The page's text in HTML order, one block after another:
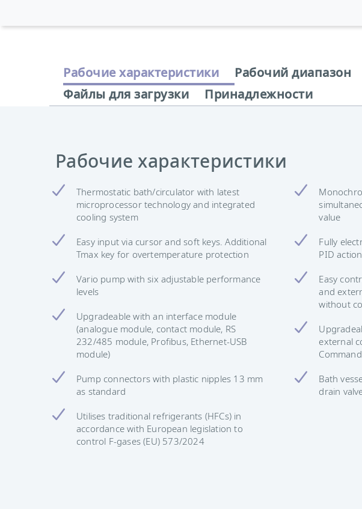
Рабочие характеристики Рабочий диапазон
Файлы для загрузки
Принадлежности
Рабочие характеристики
Thermostatic bath/circulator with latest
microprocessor technology and integrated
cooling system
Easy input via cursor and soft keys. Additional
Tmax key for overtemperature protection
Vario pump with six adjustable performance
levels
Upgradeable with an interface module
(analogue module, contact module, RS
232/485 module, Profibus, Ethernet-USB
module)
Pump connectors with plastic nipples 13 mm
as standard
Utilises traditional refrigerants (HFCs) in
accordance with European legislation to
control F-gases (EU) 573/2024
value
Fully
PID action
Easy
and
without
external
Bath
drain